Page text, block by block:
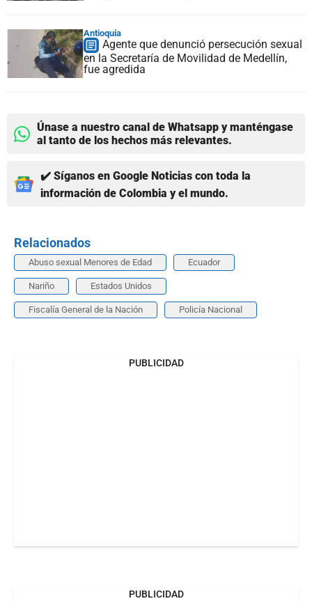
Antioquia
Agente que denunció persecución sexual
en la Secretaría de Movilidad de Medellín,
fue agredida
Únase a nuestro canal de Whatsapp y manténgase
al tanto de los hechos más relevantes.
✔️ Síganos en Google Noticias con toda la
información de Colombia y el mundo.
Relacionados
Abuso sexual Menores de Edad Ecuador
Nariño Estados Unidos
Fiscalía General de la Nación Policía Nacional
PUBLICIDAD
PUBLICIDAD